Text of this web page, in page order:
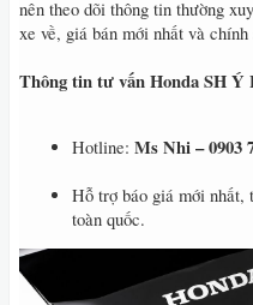
nên theo dõi thông tin thường
xe về, giá bán mới nhất và chính
Thông tin tư vấn Honda SH Ý
Hotline: Ms Nhi – 0903
Hỗ trợ báo giá mới nhất,
toàn quốc.